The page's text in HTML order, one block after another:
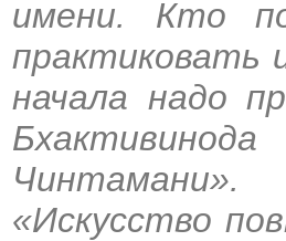
имени. Кто
практиковать
начала надо
«Искусство